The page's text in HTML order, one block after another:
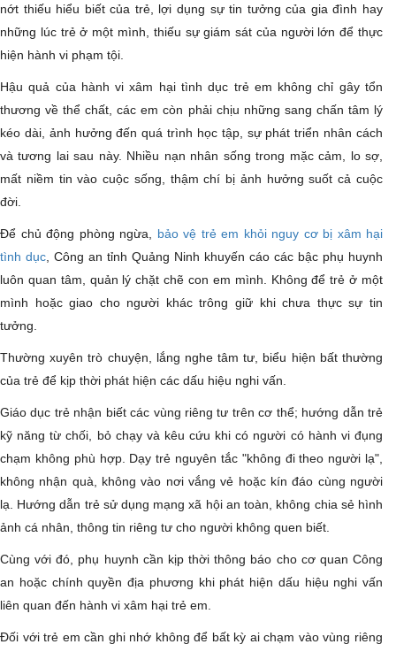
nớt thiếu hiểu biết của trẻ, lợi dụng sự tin tưởng của gia đình hay
những lúc trẻ ở một mình, thiếu sự giám sát của người lớn để thực
hiện hành vi phạm tội.
Hậu quả của hành vi xâm hại tình dục trẻ em không chỉ gây tổn
thương về thể chất, các em còn phải chịu những sang chấn tâm lý
kéo dài, ảnh hưởng đến quá trình học tập, sự phát triển nhân cách
và tương lai sau này. Nhiều nạn nhân sống trong mặc cảm, lo sợ,
mất niềm tin vào cuộc sống, thậm chí bị ảnh hưởng suốt cả cuộc
đời.
Để chủ động phòng ngừa, bảo vệ trẻ em khỏi nguy cơ bị xâm hại
tình dục , Công an tỉnh Quảng Ninh khuyến cáo các bậc phụ huynh
luôn quan tâm, quản lý chặt chẽ con em mình. Không để trẻ ở một
mình hoặc giao cho người khác trông giữ khi chưa thực sự tin
tưởng.
Thường xuyên trò chuyện, lắng nghe tâm tư, biểu hiện bất thường
của trẻ để kịp thời phát hiện các dấu hiệu nghi vấn.
Giáo dục trẻ nhận biết các vùng riêng tư trên cơ thể; hướng dẫn trẻ
kỹ năng từ chối, bỏ chạy và kêu cứu khi có người có hành vi đụng
chạm không phù hợp. Dạy trẻ nguyên tắc "không đi theo người lạ",
không nhận quà, không vào nơi vắng vẻ hoặc kín đáo cùng người
lạ. Hướng dẫn trẻ sử dụng mạng xã hội an toàn, không chia sẻ hình
ảnh cá nhân, thông tin riêng tư cho người không quen biết.
Cùng với đó, phụ huynh cần kịp thời thông báo cho cơ quan Công
an hoặc chính quyền địa phương khi phát hiện dấu hiệu nghi vấn
liên quan đến hành vi xâm hại trẻ em.
Đối với trẻ em cần ghi nhớ không để bất kỳ ai chạm vào vùng riêng